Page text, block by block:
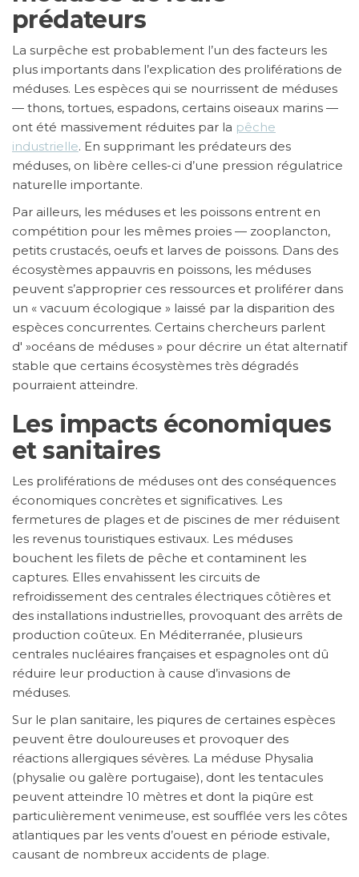
prédateurs
La surpêche est probablement l’un des facteurs les
plus importants dans l’explication des proliférations de
méduses. Les espèces qui se nourrissent de méduses
— thons, tortues, espadons, certains oiseaux marins —
ont été massivement réduites par la pêche
industrielle. En supprimant les prédateurs des
méduses, on libère celles-ci d’une pression régulatrice
naturelle importante.
Par ailleurs, les méduses et les poissons entrent en
compétition pour les mêmes proies — zooplancton,
petits crustacés, oeufs et larves de poissons. Dans des
écosystèmes appauvris en poissons, les méduses
peuvent s’approprier ces ressources et proliférer dans
un « vacuum écologique » laissé par la disparition des
espèces concurrentes. Certains chercheurs parlent
d' »océans de méduses » pour décrire un état alternatif
stable que certains écosystèmes très dégradés
pourraient atteindre.
Les impacts économiques
et sanitaires
Les proliférations de méduses ont des conséquences
économiques concrètes et significatives. Les
fermetures de plages et de piscines de mer réduisent
les revenus touristiques estivaux. Les méduses
bouchent les filets de pêche et contaminent les
captures. Elles envahissent les circuits de
refroidissement des centrales électriques côtières et
des installations industrielles, provoquant des arrêts de
production coûteux. En Méditerranée, plusieurs
centrales nucléaires françaises et espagnoles ont dû
réduire leur production à cause d’invasions de
méduses.
Sur le plan sanitaire, les piqures de certaines espèces
peuvent être douloureuses et provoquer des
réactions allergiques sévères. La méduse Physalia
(physalie ou galère portugaise), dont les tentacules
peuvent atteindre 10 mètres et dont la piqûre est
particulièrement venimeuse, est soufflée vers les côtes
atlantiques par les vents d’ouest en période estivale,
causant de nombreux accidents de plage.